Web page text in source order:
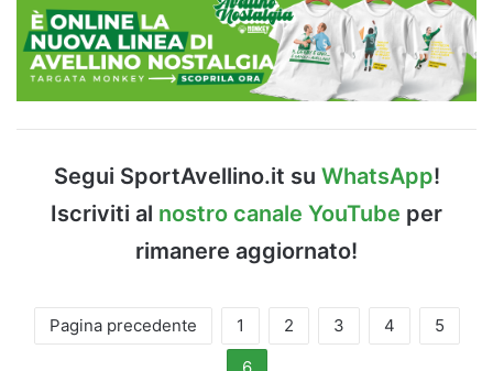
Segui SportAvellino.it su WhatsApp!
Iscriviti al nostro canale YouTube per
rimanere aggiornato!
Pagina precedente 1 2 3 4
5